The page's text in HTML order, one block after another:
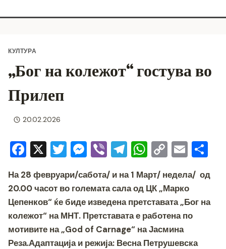
КУЛТУРА
„Бог на колежот“ гостува во
Прилеп
20.02.2026
F
c
e
b
o
X T
wi
tt
er
M
ss
e
n
g
Vi
b
er
T
e
gr
a
m
W
at
s
A
p
C
p
y
Li
n
E
m
ai
l
ar
e
На 28 февруари/сабота/ и на 1 Март/ недела/ од
20.00 часот во голематасала од ЦК „Марко
Цепенков“ ќе биде изведена претставата„Бог на
колежот“ на МНТ. Претставата е работена по
мотивите на „God of Carnage“ на Јасмина
Реза.Адаптација и режија: Весна Петрушевска